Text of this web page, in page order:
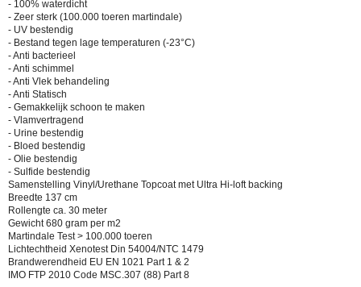
- 100% waterdicht
- Zeer sterk (100.000 toeren martindale)
- UV bestendig
- Bestand tegen lage temperaturen (-23°C)
- Anti bacterieel
- Anti schimmel
- Anti Vlek behandeling
- Anti Statisch
- Gemakkelijk schoon te maken
- Vlamvertragend
- Urine bestendig
- Bloed bestendig
- Olie bestendig
- Sulfide bestendig
Samenstelling Vinyl/Urethane Topcoat met Ultra Hi-loft backing
Breedte 137 cm
Rollengte ca. 30 meter
Gewicht 680 gram per m2
Martindale Test > 100.000 toeren
Lichtechtheid Xenotest Din 54004/NTC 1479
Brandwerendheid EU EN 1021 Part 1 & 2
IMO FTP 2010 Code MSC.307 (88) Part 8